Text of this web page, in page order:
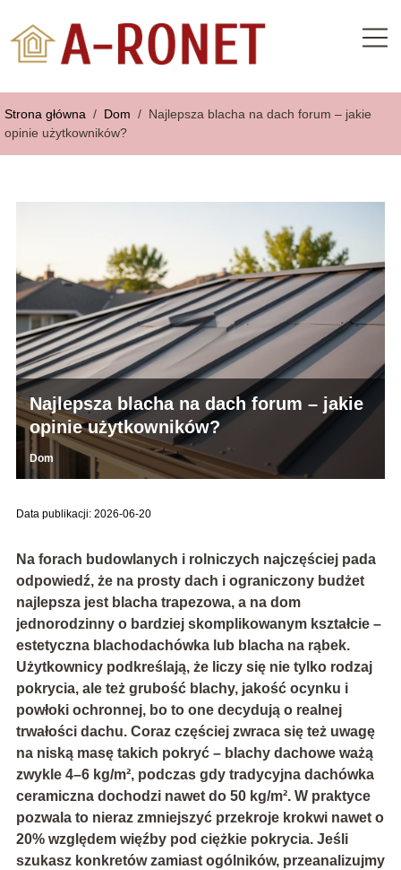
Strona główna / Dom / Najlepsza blacha na dach forum – jakie
opinie użytkowników?
Najlepsza blacha na dach forum – jakie
opinie użytkowników?
Dom
Data publikacji: 2026-06-20
Na forach budowlanych i rolniczych najczęściej pada
odpowiedź, że na prosty dach i ograniczony budżet
najlepsza jest blacha trapezowa, a na dom
jednorodzinny o bardziej skomplikowanym kształcie –
estetyczna blachodachówkalub blacha na rąbek.
Użytkownicy podkreślają, że liczy się nie tylko rodzaj
pokrycia, ale też grubość blachy, jakość ocynku i
powłoki ochronnej, bo to one decydują o realnej
trwałości dachu. Coraz częściej zwraca się też uwagę
na niską masę takich pokryć – blachy dachowe ważą
zwykle 4–6 kg/m², podczas gdy tradycyjna dachówka
ceramiczna dochodzi nawet do 50 kg/m². W praktyce
pozwala to nieraz zmniejszyć przekroje krokwi nawet o
20%względem więźby pod ciężkie pokrycia. Jeśli
szukasz konkretów zamiast ogólników, przeanalizujmy